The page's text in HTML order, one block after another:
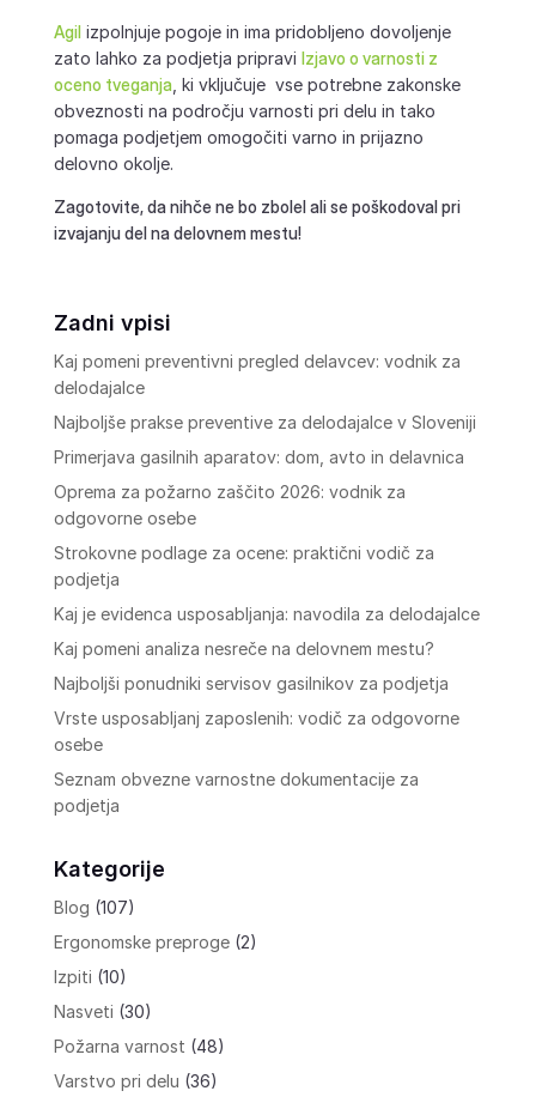
Agilizpolnjuje pogoje in ima pridobljeno dovoljenje
zato lahko za podjetja pripravi Izjavo o varnosti z
oceno tveganja, ki vključuje vse potrebne zakonske
obveznosti na področju varnosti pri delu in tako
pomaga podjetjem omogočiti varno in prijazno
delovno okolje.
Zagotovite, da nihče ne bo zbolel ali se poškodoval pri
izvajanju del na delovnem mestu!
Zadni vpisi
Kaj pomeni preventivni pregled delavcev: vodnik za
delodajalce
Najboljše prakse preventive za delodajalce v Sloveniji
Primerjava gasilnih aparatov: dom, avto in delavnica
Oprema za požarno zaščito 2026: vodnik za
odgovorne osebe
Strokovne podlage za ocene: praktični vodič za
podjetja
Kaj je evidenca usposabljanja: navodila za delodajalce
Kaj pomeni analiza nesreče na delovnem mestu?
Najboljši ponudniki servisov gasilnikov za podjetja
Vrste usposabljanj zaposlenih: vodič za odgovorne
osebe
Seznam obvezne varnostne dokumentacije za
podjetja
Kategorije
Blog (107)
Ergonomske preproge(2)
Izpiti (10)
Nasveti (30)
Požarna varnost (48)
Varstvo pri delu (36)